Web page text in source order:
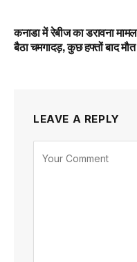
कनाडा में रेबीज का डरावना
बैठा चमगादड़, कुछ हफ्तों बाद मौत
LEAVE A REPLY